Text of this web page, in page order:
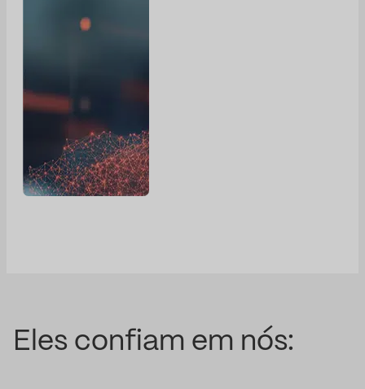
Eles confiam em nós: